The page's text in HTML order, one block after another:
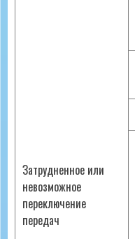
Затрудненное или
невозможное
переключение
передач